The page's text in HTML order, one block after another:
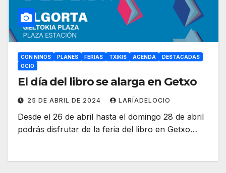
CON NIÑOS PLANES FERIAS TXIKIS AGENDA
DESTACADAS
OCIO
El día del libro se alarga en Getxo
25 DE ABRIL DE 2024 LARÍADELOCIO
Desde el 26 de abril hasta el domingo 28 de abril
podrás disfrutar de la feria del libro en Getxo…